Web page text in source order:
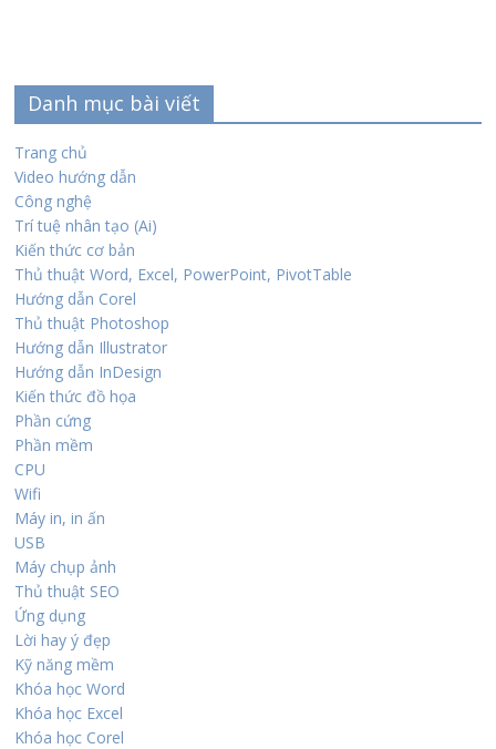
Danh mục bài viết
Trang chủ
Video hướng dẫn
Công nghệ
Trí tuệ nhân tạo (Ai)
Kiến thức cơ bản
Thủ thuật Word, Excel, PowerPoint, PivotTable
Hướng dẫn Corel
Thủ thuật Photoshop
Hướng dẫn Illustrator
Hướng dẫn InDesign
Kiến thức đồ họa
Phần cứng
Phần mềm
CPU
Wifi
Máy in, in ấn
USB
Máy chụp ảnh
Thủ thuật SEO
Ứng dụng
Lời hay ý đẹp
Kỹ năng mềm
Khóa học Word
Khóa học Excel
Khóa học Corel